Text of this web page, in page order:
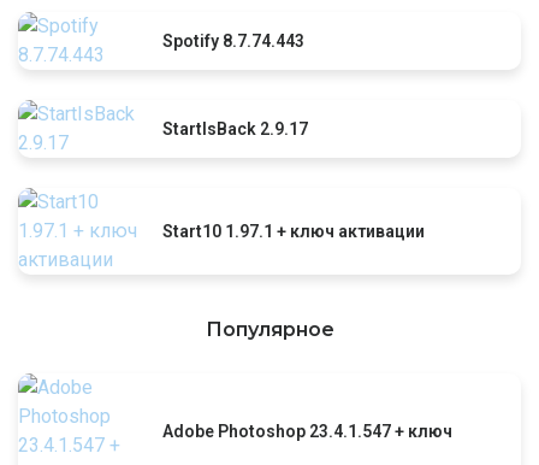
Spotify 8.7.74.443
StartIsBack 2.9.17
Start10 1.97.1 + ключ активации
Популярное
Adobe Photoshop 23.4.1.547 + ключ